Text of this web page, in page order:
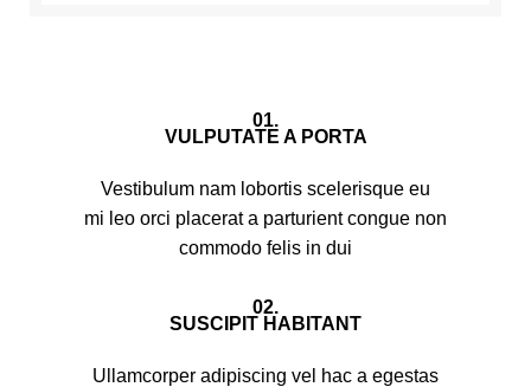
01.
VULPUTATE A PORTA
Vestibulum nam lobortis scelerisque eu
mi leo orci placerat a parturient congue non
commodo felis in dui
02.
SUSCIPIT HABITANT
Ullamcorper adipiscing vel hac a egestas